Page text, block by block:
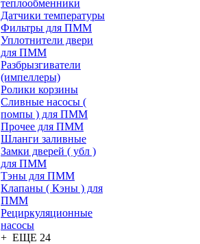
теплообменники
Датчики температуры
Фильтры для ПММ
Уплотнители двери
для ПММ
Разбрызгиватели
(импеллеры)
Ролики корзины
Сливные насосы (
помпы ) для ПММ
Прочее для ПММ
Шланги заливные
Замки дверей ( убл )
для ПММ
Тэны для ПММ
Клапаны ( Кэны ) для
ПММ
Рециркуляционные
насосы
+ ЕЩЕ 24